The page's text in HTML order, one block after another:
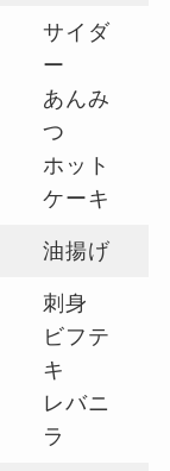
サイダ
ー
あんみ
つ
ホット
ケーキ
油揚げ
刺身
ビフテ
キ
レバニ
ラ